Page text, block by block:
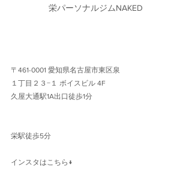
栄パーソナルジムNAKED
〒461-0001 愛知県名古屋市東区泉
１丁目２３−１ ボイスビル 4F
久屋大通駅1A出口徒歩1分
栄駅徒歩5分
インスタはこちら↓